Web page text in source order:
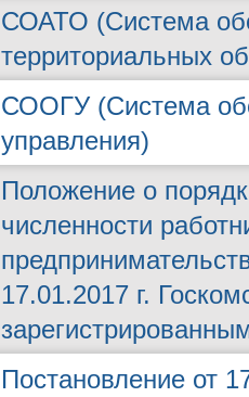
СОАТО (Система
территориальных
СООГУ (Система
управления)
Положение о
численности
17.01.2017 г.
Постановление от